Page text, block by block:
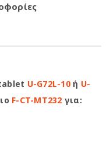
U-G72L-10ή U-
F-CT-MT232 για: